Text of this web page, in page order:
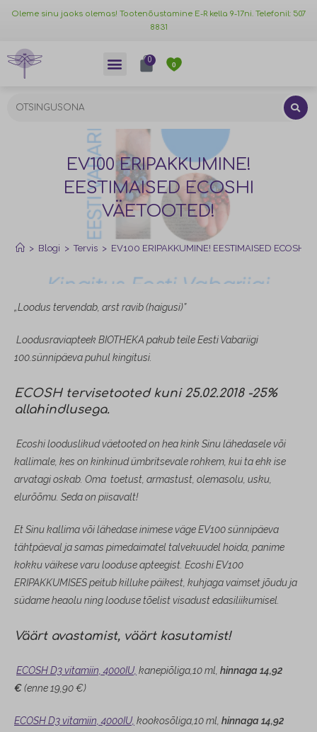
Oleme sinu jaoks olemas! Tootenõustamine E-R kella 9-17ni. Telefonil: 507
8831
0
0
EV100 ERIPAKKUMINE!
EESTIMAISED ECOSHI
VÄETOOTED!
> Blogi > Tervis > EV100 ERIPAKKUMINE! EESTIMAISED ECOSHI
„Loodus tervendab, arst ravib (haigusi)”
Loodusraviapteek BIOTHEKA pakub teile Eesti Vabariigi
100.sünnipäeva puhul kingitusi.
ECOSH tervisetooted kuni 25.02.2018 -25%
allahindlusega.
Ecoshi looduslikud väetooted on hea kink Sinu lähedasele või
kallimale, kes on kinkinud ümbritsevale rohkem, kui ta ehk ise
arvatagi oskab. Oma toetust, armastust, olemasolu, usku,
elurõõmu. Seda on piisavalt!
Et Sinu kallima või lähedase inimese väge EV100 sünnipäeva
tähtpäeval ja samas pimedaimatel talvekuudel hoida, panime
kokku väikese varu looduse apteegist. Ecoshi EV100
ERIPAKKUMISES peitub killuke päikest, kuhjaga vaimset jõudu ja
südame heaolu ning looduse tõelist visadust edasiliikumisel.
Väärt avastamist, väärt kasutamist!
ECOSH D3 vitamiin, 4000IU, kanepiõliga,10 ml, hinnaga 14,92
€(enne 19,90 €)
ECOSH D3 vitamiin, 4000IU, kookosõliga,10 ml, hinnaga 14,92